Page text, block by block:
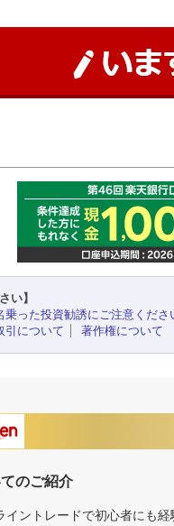
い】
乗った投資勧誘にご注意くださ
引について
著作権について
のご紹介
イントレードで初心者にも